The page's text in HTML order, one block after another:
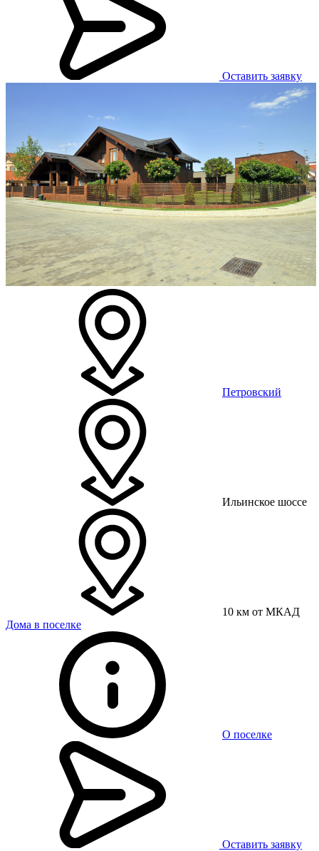
Оставить заявку
Петровский
Ильинское шоссе
10 км от МКАД
Дома в поселке
О поселке
Оставить заявку